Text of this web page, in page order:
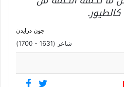
جون درايدن
شاعر (1631 - 1700)